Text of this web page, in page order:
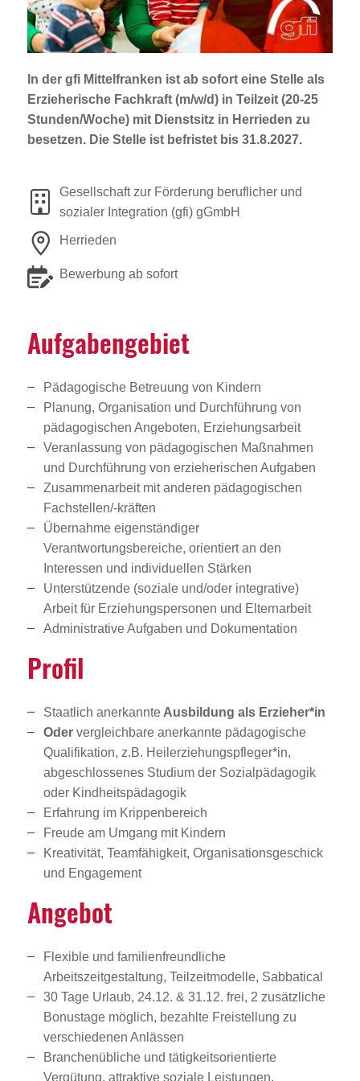
Jobportal
Presse und Medien
bbw e. V.
Presse
In der gfi Mittelfranken ist ab sofort eine Stelle als
Erzieherische Fachkraft (m/w/d) in Teilzeit (20-25
Stunden/Woche) mit Dienstsitz in Herrieden zu
besetzen. Die Stelle ist befristet bis 31.8.2027.
Gesellschaft zur Förderung beruflicher und
sozialer Integration (gfi) gGmbH
Herrieden
Bewerbung ab sofort
Aufga­ben­ge­biet
Pädagogische Betreuung von Kindern
Planung, Organisation und Durchführung von
pädagogischen Angeboten, Erziehungsarbeit
Veranlassung von pädagogischen Maßnahmen
und Durchführung von erzieherischen Aufgaben
Zusammenarbeit mit anderen pädagogischen
Fachstellen/-kräften
Übernahme eigenständiger
Verantwortungsbereiche, orientiert an den
Interessen und individuellen Stärken
Unterstützende (soziale und/oder integrative)
Arbeit für Erziehungspersonen und Elternarbeit
Administrative Aufgaben und Dokumentation
Profil
Staatlich anerkannteAusbildung als Erzieher*in
Oder vergleichbare anerkannte pädagogische
Qualifikation, z.B. Heilerziehungspfleger*in,
abgeschlossenes Studium der Sozialpädagogik
oder Kindheitspädagogik
Erfahrung im Krippenbereich
Freude am Umgang mit Kindern
Kreativität, Teamfähigkeit, Organisationsgeschick
und Engagement
Angebot
Flexible und familienfreundliche
Arbeitszeitgestaltung, Teilzeitmodelle, Sabbatical
30 Tage Urlaub, 24.12. & 31.12. frei, 2 zusätzliche
Bonustage möglich, bezahlte Freistellung zu
verschiedenen Anlässen
Branchenübliche und tätigkeitsorientierte
Vergütung, attraktive soziale Leistungen,